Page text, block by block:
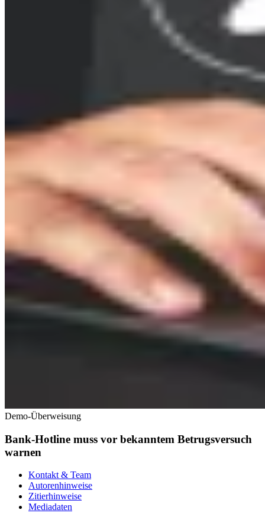
Demo-Überweisung
Bank-Hotline muss vor bekanntem Betrugsversuch
warnen
Kontakt & Team
Autorenhinweise
Zitierhinweise
Mediadaten